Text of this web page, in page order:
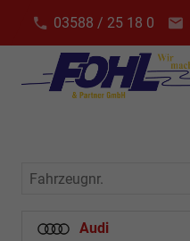
03588 / 25 18 0
Fahrzeugnr.
Audi